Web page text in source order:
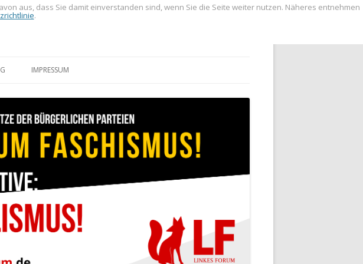
IMPRESSUM
aus, dass Sie damit einverstanden sind, wenn Sie die Seite weiter nutzen. Näheres entnehmen
.